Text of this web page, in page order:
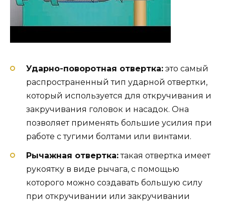
Ударно-поворотная отвертка: это самый
распространенный тип ударной отвертки,
который используется для откручивания и
закручивания головок и насадок. Она
позволяет применять большие усилия при
работе с тугими болтами или винтами.
Рычажная отвертка:такая отвертка имеет
рукоятку в виде рычага, с помощью
которого можно создавать большую силу
при откручивании или закручивании